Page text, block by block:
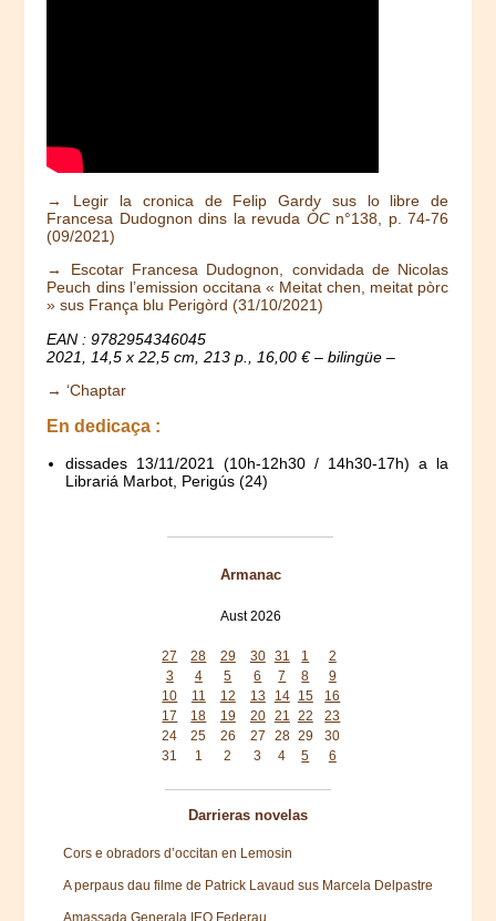
→ Legir la cronica de Felip Gardy sus lo libre de
Francesa Dudognon dins la revuda ÒCn°138, p. 74-76
(09/2021)
→ Escotar Francesa Dudognon, convidada de Nicolas
Peuch dins l’emission occitana « Meitat chen, meitat pòrc
» sus França blu Perigòrd (31/10/2021)
EAN : 9782954346045
2021, 14,5 x 22,5 cm, 213 p., 16,00 € – bilingüe –
→ ‘Chaptar
En dedicaça :
dissades 13/11/2021 (10h-12h30 / 14h30-17h) a la
Librariá Marbot, Perigús (24)
Armanac
Aust 2026
27
28 29 30 31 1
2
3
4 5 6 7 8
9
10
11 12 13 14 15
16
17
18 19 20 21 22
23
24
25 26 27 28 29
30
31
1 2 3 4 5 6
Darrieras novelas
Cors e obradors d’occitan en Lemosin
A perpaus dau filme de Patrick Lavaud sus Marcela Delpastre
Amassada Generala IEO Federau